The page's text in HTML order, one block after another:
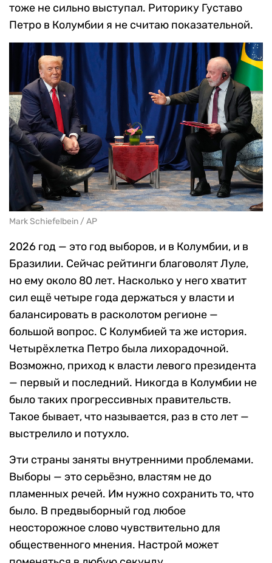
тоже не сильно выступал. Риторику Густаво
Петро в Колумбии я не считаю показательной.
Mark Schiefelbein / AP
2026 год — это год выборов, и в Колумбии, и в
Бразилии. Сейчас рейтинги благоволят Луле,
но ему около 80 лет. Насколько у него хватит
сил ещё четыре года держаться у власти и
балансировать в расколотом регионе —
большой вопрос. С Колумбией та же история.
Четырёхлетка Петро была лихорадочной.
Возможно, приход к власти левого президента
— первый и последний. Никогда в Колумбии не
было таких прогрессивных правительств.
Такое бывает, что называется, раз в сто лет —
выстрелило и потухло.
Эти страны заняты внутренними проблемами.
Выборы — это серьёзно, властям не до
пламенных речей. Им нужно сохранить то, что
было. В предвыборный год любое
неосторожное слово чувствительно для
общественного мнения. Настрой может